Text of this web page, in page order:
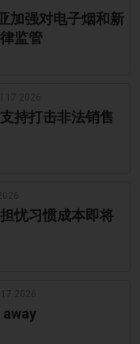
加强对电子烟和新
监管
持打击非法销售
忧习惯成本即将